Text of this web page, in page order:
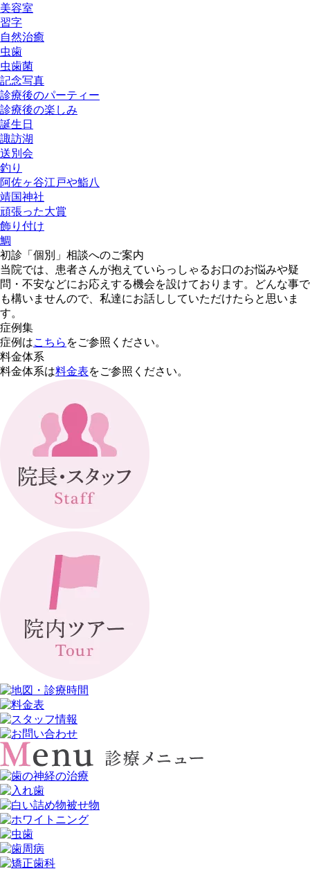
美容室
習字
自然治癒
虫歯
虫歯菌
記念写真
診療後のパーティー
診療後の楽しみ
誕生日
諏訪湖
送別会
釣り
阿佐ヶ谷江戸や鮨八
靖国神社
頑張った大賞
飾り付け
鯛
初診「個別」相談へのご案内
当院では、患者さんが抱えていらっしゃるお口のお悩みや疑
問・不安などにお応えする機会を設けております。どんな事で
も構いませんので、私達にお話ししていただけたらと思いま
す。
症例集
症例はこちら をご参照ください。
料金体系
料金体系は料金表をご参照ください。